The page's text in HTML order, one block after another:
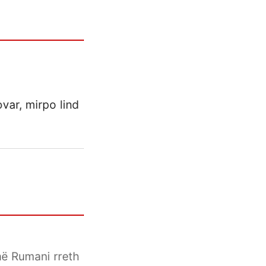
mirpo lind
Rumani rreth